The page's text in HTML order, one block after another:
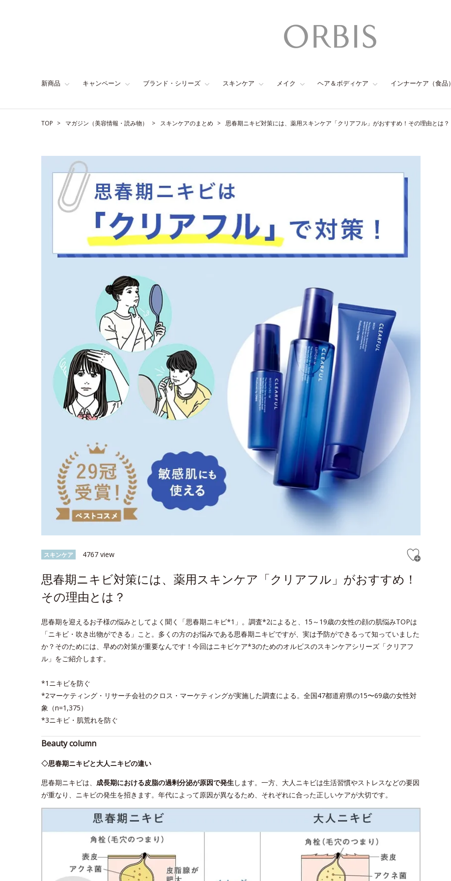
新商品 キャンペーン ブランド・シリーズ スキンケア メイク ヘア＆ボディケア インナーケア（食品）
TOP マガジン（美容情報・読み物） スキンケアのまとめ 思春期ニキビ対策には、薬用スキンケア「クリアフル」がおすすめ！その理由とは？
スキンケア 4767 view
思春期ニキビ対策には、薬用スキンケア「クリアフル」がおすすめ！
その理由とは？
思春期を迎えるお子様の悩みとしてよく聞く「思春期ニキビ*1」。調査*2によると、15～19歳の女性の顔の肌悩みTOPは
「ニキビ・吹き出物ができる」こと。多くの方のお悩みである思春期ニキビですが、実は予防ができるって知っていました
か？そのためには、早めの対策が重要なんです！今回はニキビケア*3のためのオルビスのスキンケアシリーズ「クリアフ
ル」をご紹介します。
*1ニキビを防ぐ
*2マーケティング・リサーチ会社のクロス・マーケティングが実施した調査による。全国47都道府県の15〜69歳の女性対
象（n=1,375）
*3ニキビ・肌荒れを防ぐ
Beauty column
◇思春期ニキビと大人ニキビの違い
思春期ニキビは、 成長期における皮脂の過剰分泌が原因で発生します。一方、大人ニキビは生活習慣やストレスなどの要因
が重なり、ニキビの発生を招きます。年代によって原因が異なるため、それぞれに合った正しいケアが大切です。